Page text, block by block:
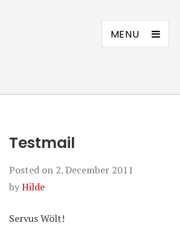
MENU
Testmail
Posted on 2. December 2011
byHilde
Servus Wölt!